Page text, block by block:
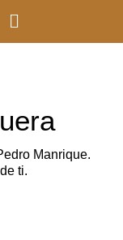
Manrique.
ti.